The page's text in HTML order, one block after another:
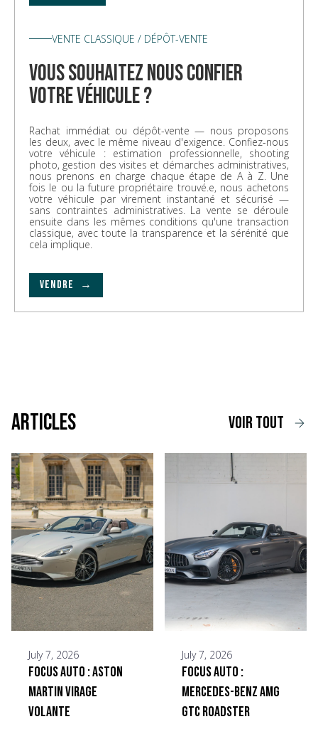
VENTE CLASSIQUE / DÉPÔT-VENTE
vous souhaitez nous confier
votre véhicule ?
Rachat immédiat ou dépôt-vente — nous proposons
les deux, avec le même niveau d'exigence. Confiez-nous
votre véhicule : estimation professionnelle, shooting
photo, gestion des visites et démarches administratives,
nous prenons en charge chaque étape de A à Z. Une
fois le ou la future propriétaire trouvé.e, nous achetons
votre véhicule par virement instantané et sécurisé —
sans contraintes administratives. La vente se déroule
ensuite dans les mêmes conditions qu'une transaction
classique, avec toute la transparence et la sérénité que
cela implique.
VENDRE →
voir tout
Articles
July 7, 2026
Focus Auto : Aston
Martin Virage
Volante
July 7, 2026
Focus Auto :
Mercedes-Benz AMG
GTC Roadster